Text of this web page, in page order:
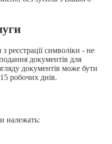
реєстрації символіки - не
документів для
документів може бути
робочих днів.
належать: